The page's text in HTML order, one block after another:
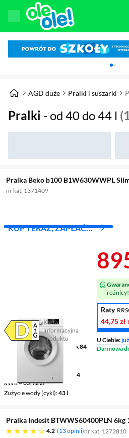
AGD duże Pralki i suszarki
Pralki - od 40 do 44 l
Pralka Beko b100 B1W630WWPL
nr kat. 1371409
KUP TERAZ, ZAPŁAĆ
Karta
informacyjna
produktu
Plik w formacie pdf
(otworzy się w nowym oknie)
Wymiary (GxSxW)
45 x 60 x 84
6 kg
64
kWh = 65,92 zł
Zużycie wody (cykl) 43 l
różnicy!
Raty
44,75 zł
U Ciebie:
Darmowa
Pralka Indesit BTWWS60400PLN 6kg
4.2
4.2 gwiazdek 13 opinii nr kat. 1272810